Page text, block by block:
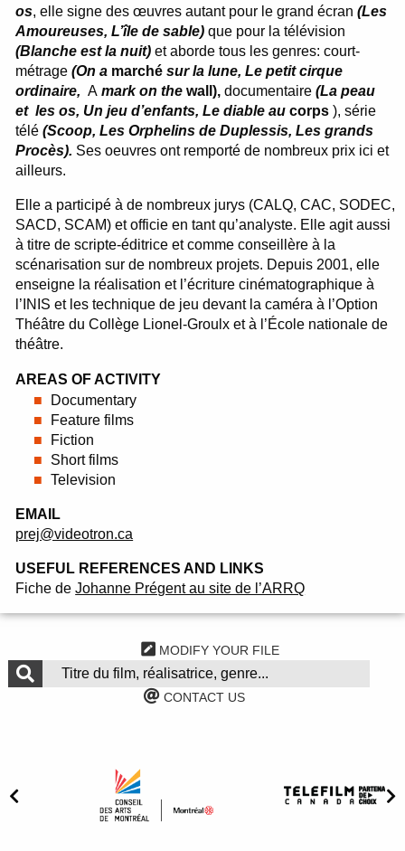
os, elle signe des œuvres autant pour le grand écran(Les
Amoureuses, L’île de sable) que pour la télévision
(Blanche est la nuit) et aborde tous les genres: court-
métrage(On a marchésur la lune, Le petit cirque
ordinaire, Amark on the wall), documentaire(La peau
et les os, Un jeu d’enfants, Le diable au corps ), série
télé(Scoop, Les Orphelins de Duplessis, Les grands
Procès). Ses oeuvres ont remporté de nombreux prix ici et
ailleurs.
Elle a participé à de nombreux jurys (CALQ, CAC, SODEC,
SACD, SCAM) et officie en tant qu’analyste. Elle agit aussi
à titre de scripte-éditrice et comme conseillère à la
scénarisation sur de nombreux projets. Depuis 2001, elle
enseigne la réalisation et l’écriture cinématographique à
l’INIS et les technique de jeu devant la caméra à l’Option
Théâtre du Collège Lionel-Groulx et à l’École nationale de
théâtre.
AREAS OF ACTIVITY
Documentary
Feature films
Fiction
Short films
Television
EMAIL
prej@videotron.ca
USEFUL REFERENCES AND LINKS
Fiche deJohanne Prégent au site de l’ARRQ
MODIFY YOUR FILE
CONTACT US